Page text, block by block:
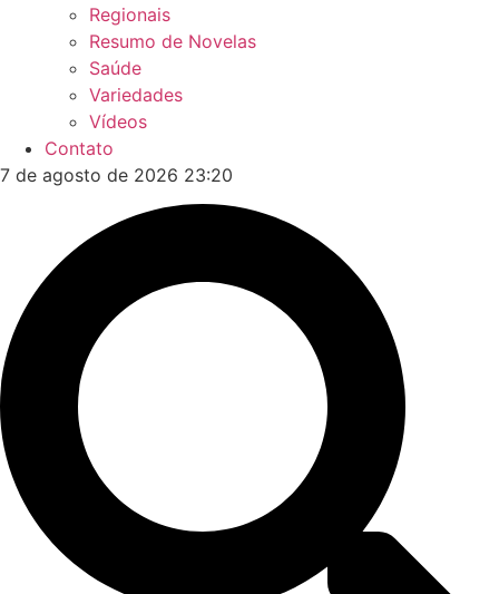
Regionais
Resumo de Novelas
Saúde
Variedades
Vídeos
Contato
7 de agosto de 2026 23:20